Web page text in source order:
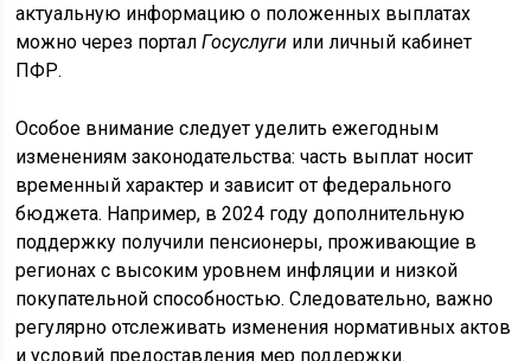
актуальную информацию о положенных выплатах
можно через порталГосуслуги или личный кабинет
ПФР.
Особое внимание следует уделить ежегодным
изменениям законодательства: часть выплат носит
временный характер и зависит от федерального
бюджета. Например, в 2024 году дополнительную
поддержку получили пенсионеры, проживающие в
регионах с высоким уровнем инфляции и низкой
покупательной способностью. Следовательно, важно
регулярно отслеживать изменения нормативных актов
и условий предоставления мер поддержки.